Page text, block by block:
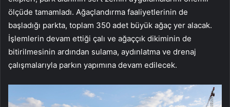
ölçüde tamamladı. Ağaçlandırma faaliyetlerinin de
başladığı parkta, toplam 350 adet büyük ağaç yer alacak.
İşlemlerin devam ettiği çalı ve ağaççık dikiminin de
bitirilmesinin ardından sulama, aydınlatma ve drenaj
çalışmalarıyla parkın yapımına devam edilecek.